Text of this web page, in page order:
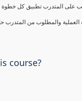
المتدرب تطبيق كل خطوة
والمطلوب من المتدرب
course?